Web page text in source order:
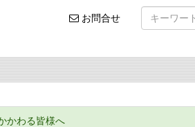
お問合せお
合
かわる皆様へ